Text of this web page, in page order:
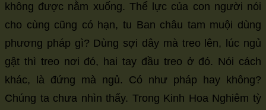
không được nằm xuống. Thể lực của con người nói
cho cùng cũng có hạn, tu Ban châu tam muội dùng
phương pháp gì? Dùng sợi dây mà treo lên, lúc ngủ
gật thì treo nơi đó, hai tay đầu treo ở đó. Nói cách
khác, là đứng mà ngủ. Có như pháp hay không?
Chúng ta chưa nhìn thấy. Trong Kinh Hoa Nghiêm tỳ